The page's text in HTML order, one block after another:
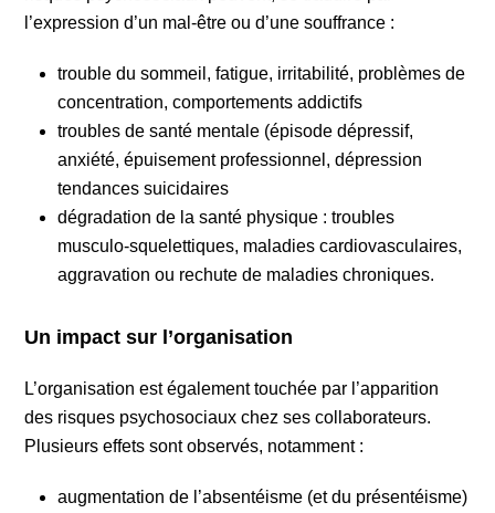
l’expression d’un mal-être ou d’une souffrance :
trouble du sommeil, fatigue, irritabilité, problèmes de
concentration, comportements addictifs
troubles de santé mentale (épisode dépressif,
anxiété, épuisement professionnel, dépression
tendances suicidaires
dégradation de la santé physique : troubles
musculo-squelettiques, maladies cardiovasculaires,
aggravation ou rechute de maladies chroniques.
Un impact sur l’organisation
L’organisation est également touchée par l’apparition
des risques psychosociaux chez ses collaborateurs.
Plusieurs effets sont observés, notamment :
augmentation de l’absentéisme (et du présentéisme)